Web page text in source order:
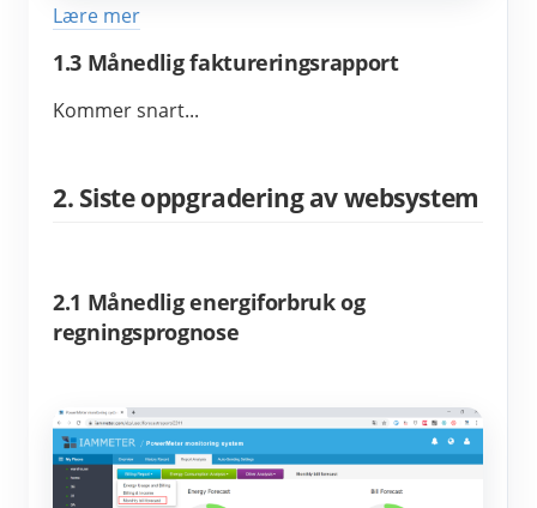
Lære mer
1.3 Månedlig faktureringsrapport
Kommer snart...
2. Siste oppgradering av websystem
2.1 Månedlig energiforbruk og
regningsprognose